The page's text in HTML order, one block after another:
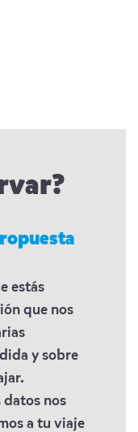
estás
que nos
y sobre
datos nos
a tu viaje